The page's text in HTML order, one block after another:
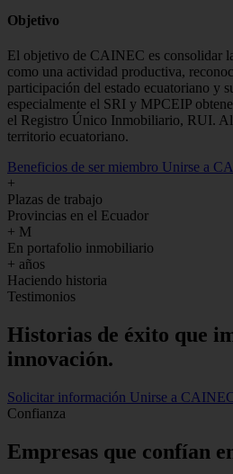
Objetivo
El objetivo de CAINEC es consolidar
como una actividad productiva,
participación del estado ecuatoriano y
especialmente el SRI y MPCEIP
el Registro Único Inmobiliario, RUI.
territorio ecuatoriano.
Beneficios de ser miembro Unirse a
+
Plazas de trabajo
Provincias en el Ecuador
+ M
En portafolio inmobiliario
+ años
Haciendo historia
Testimonios
Historias de éxito que
innovación.
Solicitar información Unirse a
Confianza
Empresas que confían